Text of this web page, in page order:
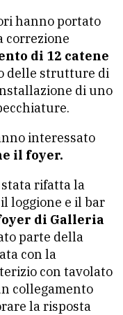
hanno portato
correzione
di 12 catene
delle strutture di
di uno
interessato
il foyer.
rifatta la
loggione e il bar
di Galleria
parte della
con la
con tavolato
collegamento
la risposta